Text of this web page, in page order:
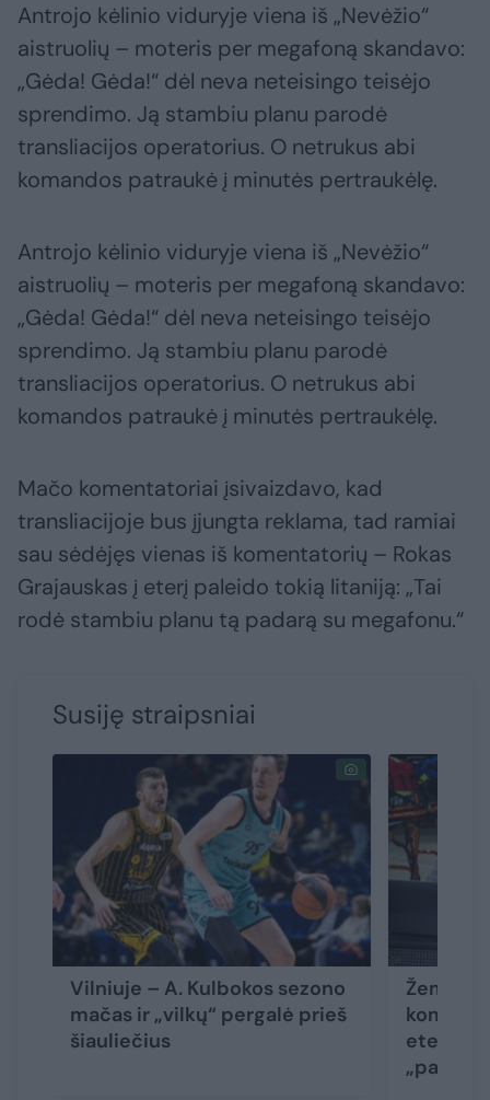
Antrojo kėlinio viduryje viena iš „Nevėžio“
aistruolių – moteris per megafoną skandavo:
„Gėda! Gėda!“ dėl neva neteisingo teisėjo
sprendimo. Ją stambiu planu parodė
transliacijos operatorius. O netrukus abi
komandos patraukė į minutės pertraukėlę.
Antrojo kėlinio viduryje viena iš „Nevėžio“
aistruolių – moteris per megafoną skandavo:
„Gėda! Gėda!“ dėl neva neteisingo teisėjo
sprendimo. Ją stambiu planu parodė
transliacijos operatorius. O netrukus abi
komandos patraukė į minutės pertraukėlę.
Mačo komentatoriai įsivaizdavo, kad
transliacijoje bus įjungta reklama, tad ramiai
sau sėdėjęs vienas iš komentatorių – Rokas
Grajauskas į eterį paleido tokią litaniją: „Tai
rodė stambiu planu tą padarą su megafonu.“
Susiję straipsniai
Vilniuje – A. Kulbokos sezono
mačas ir „vilkų“ pergalė prieš
šiauliečius
eteryje: